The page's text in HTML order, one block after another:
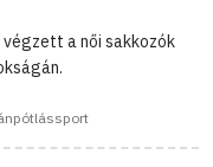
végzett a női sakkozók